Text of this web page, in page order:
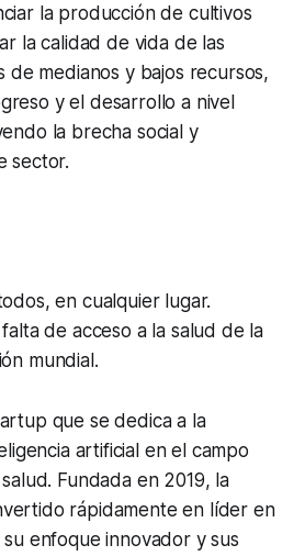
la producción de cultivos
la calidad de vida de las
de medianos y bajos recursos,
y el desarrollo a nivel
la brecha social y
sector.
en cualquier lugar.
de acceso a la salud de la
mundial.
que se dedica a la
artificial en el campo
Fundada en 2019, la
rápidamente en líder en
enfoque innovador y sus